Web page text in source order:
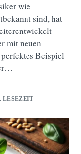
wie
sind, hat
–
mit neuen
Beispiel
LESEZEIT